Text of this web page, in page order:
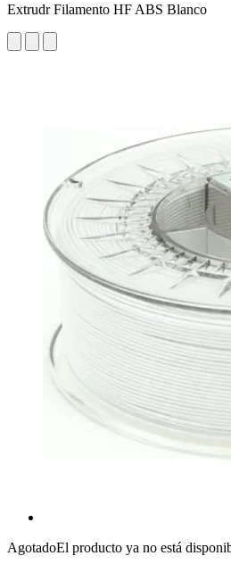
Extrudr Filamento HF ABS Blanco
AgotadoEl producto ya no está